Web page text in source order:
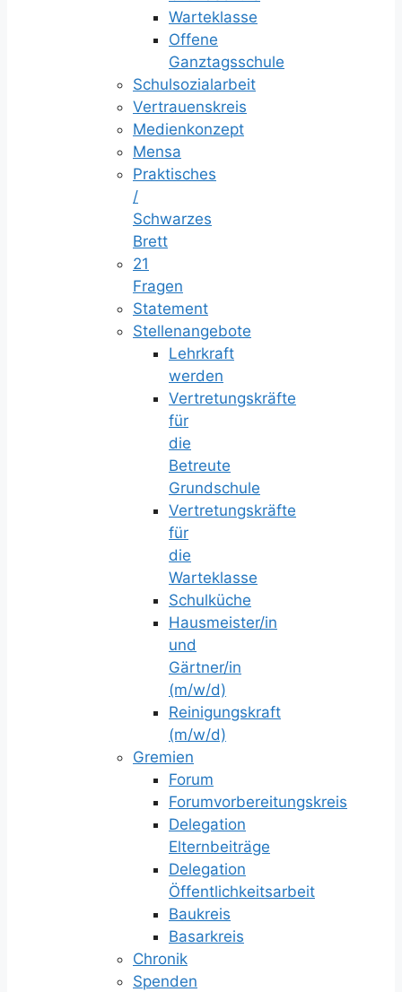
Warteklasse
Offene
Ganztagsschule
Schulsozialarbeit
Vertrauenskreis
Medienkonzept
Mensa
Praktisches
/
Schwarzes
Brett
21
Fragen
Statement
Stellenangebote
Lehrkraft
werden
Vertretungskräfte
für
die
Betreute
Grundschule
Vertretungskräfte
für
die
Warteklasse
Schulküche
Hausmeister/in
und
Gärtner/in
(m/w/d)
Reinigungskraft
(m/w/d)
Gremien
Forum
Forumvorbereitungskreis
Delegation
Elternbeiträge
Delegation
Öffentlichkeitsarbeit
Baukreis
Basarkreis
Chronik
Spenden